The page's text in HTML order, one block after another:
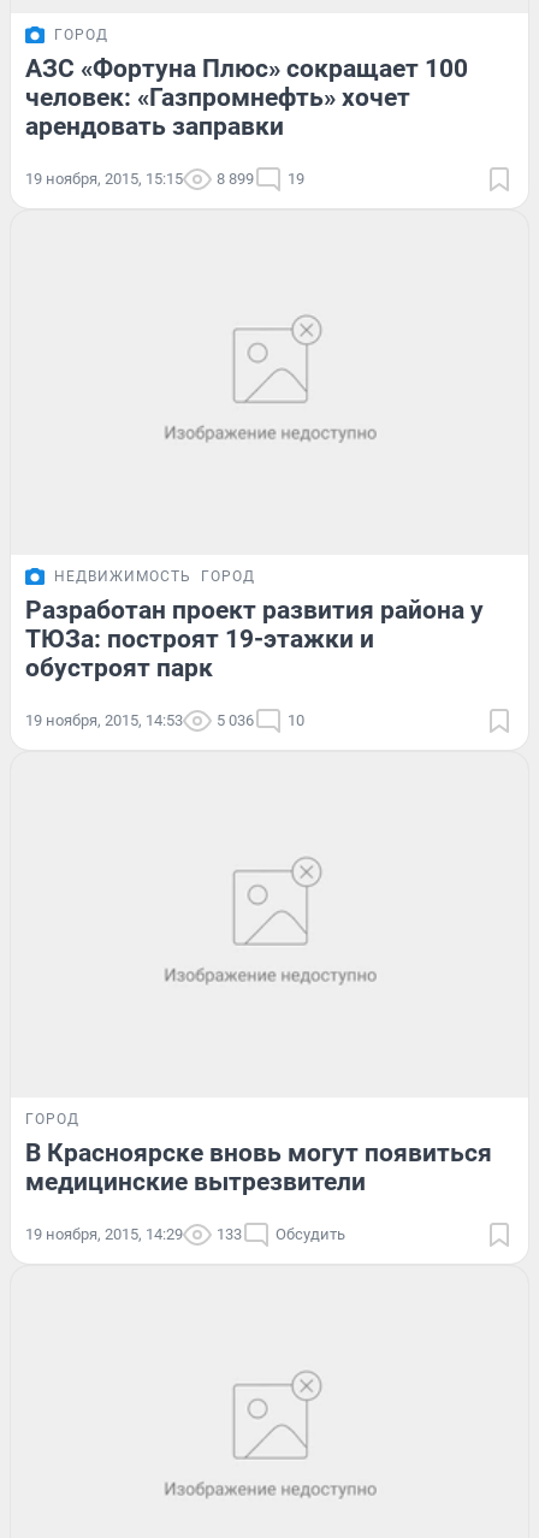
ГОРОД
АЗС «Фортуна Плюс» сокращает 100
человек: «Газпромнефть» хочет
арендовать заправки
19 ноября, 2015, 15:15 8 899 19
НЕДВИЖИМОСТЬ ГОРОД
Разработан проект развития района у
ТЮЗа: построят 19-этажки и
обустроят парк
19 ноября, 2015, 14:53 5 036 10
ГОРОД
В Красноярске вновь могут появиться
медицинские вытрезвители
19 ноября, 2015, 14:29 133 Обсудить